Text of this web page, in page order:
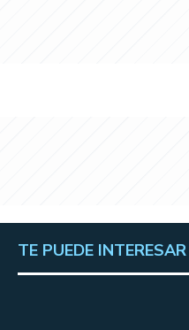
TE PUEDE INTERESAR